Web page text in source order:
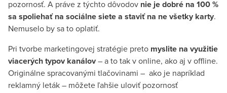
pozornosť. A práve z týchto dôvodov nie je dobré na 100 %
sa spoliehať na sociálne siete a staviť na ne všetky karty.
Nemuselo by sa to oplatiť.
Pri tvorbe marketingovej stratégie preto myslite na využitie
viacerých typov kanálov – a to tak v online, ako aj v offline.
Originálne spracovanými tlačovinami – ako je napríklad
reklamný leták – môžete ľahšie uloviť pozornosť